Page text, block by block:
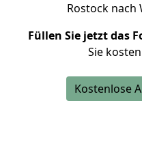
Rostock nach
Füllen Sie jetzt das
Sie
Kostenlose